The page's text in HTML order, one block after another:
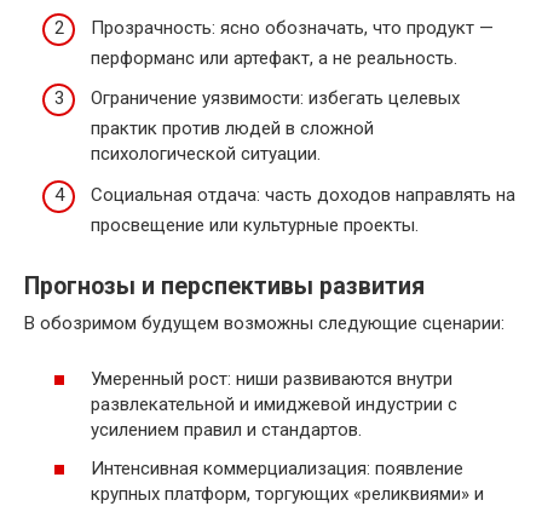
Прозрачность: ясно обозначать, что продукт —
перформанс или артефакт, а не реальность.
Ограничение уязвимости: избегать целевых
практик против людей в сложной
психологической ситуации.
Социальная отдача: часть доходов направлять на
просвещение или культурные проекты.
Прогнозы и перспективы развития
В обозримом будущем возможны следующие сценарии:
Умеренный рост: ниши развиваются внутри
развлекательной и имиджевой индустрии с
усилением правил и стандартов.
Интенсивная коммерциализация: появление
крупных платформ, торгующих «реликвиями» и